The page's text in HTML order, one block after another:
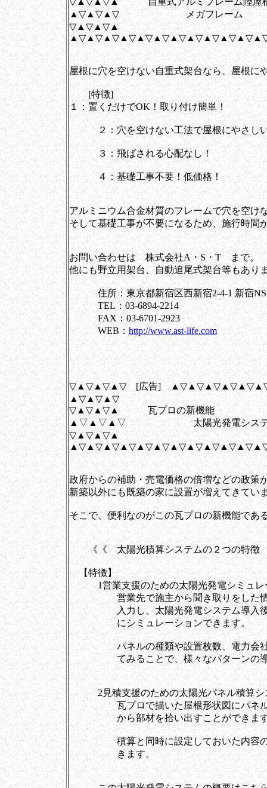
▲▽▲▽▲▽ メガフレーム
▽▲▽▲▽▲
屋根に穴を空けない自重式架台なら、屋根に
[特徴]
１：置くだけでOK！取り付け簡単！
２：穴を空けない工法で屋根にやさし
３：飛ばされる心配なし！
４：基礎工事不要！低価格！
アルミニウム合金材質のフレームで穴を空け
そして基礎工事が不要になるため、施行時間
お問い合わせは 株式会社A・S・T まで。
他にも野立用架台、自動追尾式架台等もあり
住所：東京都新宿区西新宿2-4-1 新宿NS
TEL：03-6894-2214
FAX：03-6701-2923
WEB：http://www.ast-life.com
▽▲▽▲▽▲▽ [広告]
▲▽▲▽▲▽
▽▲▽▲▽▲ 瓦プロの新機能
▲▽▲▽▲▽ 太陽光発電システ
▽▲▽▲▽▲
政府からの補助・売電価格の倍増などの政策
新築以外にも既築の家に設置が増えてきてい
そこで、便利なのがこの瓦プロの新機能であ
《《 太陽光積算システムの２つの特
【特徴】
1営業支援のための太陽光発電シミュレ
営業先で施主から聞き取りをした情報
入力し、太陽光発電システム導入後の
にシミュレーションできます。
パネルの種類や設置枚数、電力会社と
てみることで、様々なパターンの導入
2見積支援のための太陽光パネル積算シ
瓦プロで描いた屋根形状図にパネルを
から部材を拾い出すことができま
積算と同時に設定しておいた内容の見
きます。